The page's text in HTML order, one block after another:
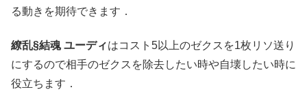
る動きを期待できます．
繚乱§結魂 ユーディはコスト5以上のゼクスを1枚リソ送り
にするので相手のゼクスを除去したい時や自壊したい時に
役立ちます．